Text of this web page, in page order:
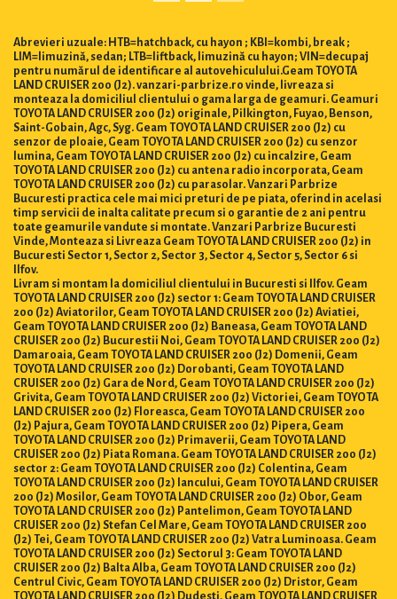
Abrevieri uzuale: HTB=hatchback, cu hayon ; KBI=kombi, break ;
LIM=limuzină, sedan; LTB=liftback, limuzină cu hayon; VIN=decupaj
pentru numărul de identificare al autovehiculului.Geam TOYOTA
LAND CRUISER 200 (J2). vanzari-parbrize.ro vinde, livreaza si
monteaza la domiciliul clientului o gama larga de geamuri. Geamuri
TOYOTA LAND CRUISER 200 (J2) originale, Pilkington, Fuyao, Benson,
Saint-Gobain, Agc, Syg. Geam TOYOTA LAND CRUISER 200 (J2) cu
senzor de ploaie, Geam TOYOTA LAND CRUISER 200 (J2) cu senzor
lumina, Geam TOYOTA LAND CRUISER 200 (J2) cu incalzire, Geam
TOYOTA LAND CRUISER 200 (J2) cu antena radio incorporata, Geam
TOYOTA LAND CRUISER 200 (J2) cu parasolar. Vanzari Parbrize
Bucuresti practica cele mai mici preturi de pe piata, oferind in acelasi
timp servicii de inalta calitate precum si o garantie de 2 ani pentru
toate geamurile vandute si montate. Vanzari Parbrize Bucuresti
Vinde, Monteaza si Livreaza Geam TOYOTA LAND CRUISER 200 (J2) in
Bucuresti Sector 1, Sector 2, Sector 3, Sector 4, Sector 5, Sector 6 si
Ilfov.
Livram si montam la domiciliul clientului in Bucuresti si Ilfov. Geam
TOYOTA LAND CRUISER 200 (J2) sector 1: Geam TOYOTA LAND CRUISER
200 (J2) Aviatorilor, Geam TOYOTA LAND CRUISER 200 (J2) Aviatiei,
Geam TOYOTA LAND CRUISER 200 (J2) Baneasa, Geam TOYOTA LAND
CRUISER 200 (J2) Bucurestii Noi, Geam TOYOTA LAND CRUISER 200 (J2)
Damaroaia, Geam TOYOTA LAND CRUISER 200 (J2) Domenii, Geam
TOYOTA LAND CRUISER 200 (J2) Dorobanti, Geam TOYOTA LAND
CRUISER 200 (J2) Gara de Nord, Geam TOYOTA LAND CRUISER 200 (J2)
Grivita, Geam TOYOTA LAND CRUISER 200 (J2) Victoriei, Geam TOYOTA
LAND CRUISER 200 (J2) Floreasca, Geam TOYOTA LAND CRUISER 200
(J2) Pajura, Geam TOYOTA LAND CRUISER 200 (J2) Pipera, Geam
TOYOTA LAND CRUISER 200 (J2) Primaverii, Geam TOYOTA LAND
CRUISER 200 (J2) Piata Romana. Geam TOYOTA LAND CRUISER 200 (J2)
sector 2: Geam TOYOTA LAND CRUISER 200 (J2) Colentina, Geam
TOYOTA LAND CRUISER 200 (J2) Iancului, Geam TOYOTA LAND CRUISER
200 (J2) Mosilor, Geam TOYOTA LAND CRUISER 200 (J2) Obor, Geam
TOYOTA LAND CRUISER 200 (J2) Pantelimon, Geam TOYOTA LAND
CRUISER 200 (J2) Stefan Cel Mare, Geam TOYOTA LAND CRUISER 200
(J2) Tei, Geam TOYOTA LAND CRUISER 200 (J2) Vatra Luminoasa. Geam
TOYOTA LAND CRUISER 200 (J2) Sectorul 3: Geam TOYOTA LAND
CRUISER 200 (J2) Balta Alba, Geam TOYOTA LAND CRUISER 200 (J2)
Centrul Civic, Geam TOYOTA LAND CRUISER 200 (J2) Dristor, Geam
TOYOTA LAND CRUISER 200 (J2) Dudesti, Geam TOYOTA LAND CRUISER